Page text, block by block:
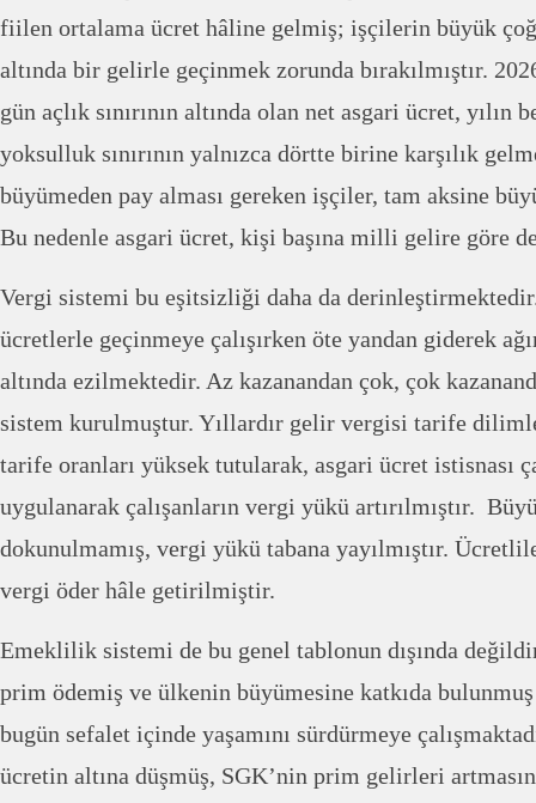
fiilen ortalama ücret hâline gelmiş; işçilerin büyük
altında bir gelirle geçinmek zorunda bırakılmıştır.
gün açlık sınırının altında olan net asgari ücret, yılın
yoksulluk sınırının yalnızca dörtte birine karşılık
büyümeden pay alması gereken işçiler, tam aksine
Bu nedenle asgari ücret, kişi başına milli gelire göre
Vergi sistemi bu eşitsizliği daha da
ücretlerle geçinmeye çalışırken öte yandan giderek
altında ezilmektedir. Az kazanandan çok, çok
sistem kurulmuştur. Yıllardır gelir vergisi tarife
tarife oranları yüksek tutularak, asgari ücret istisnası
uygulanarak çalışanların vergi yükü artırılmıştır.
dokunulmamış, vergi yükü tabana yayılmıştır.
vergi öder hâle getirilmiştir.
Emeklilik sistemi de bu genel tablonun dışında
prim ödemiş ve ülkenin büyümesine katkıda
bugün sefalet içinde yaşamını sürdürmeye
ücretin altına düşmüş, SGK’nin prim gelirleri